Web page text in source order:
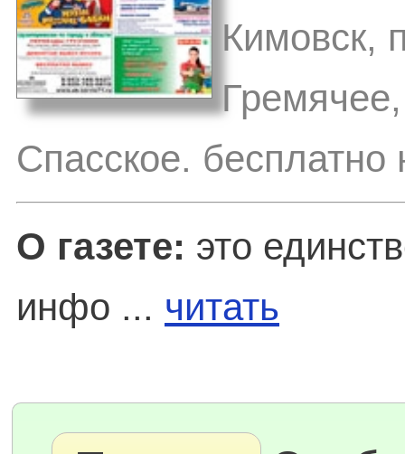
Кимовск,
Спасское. бесплатно
О газете: это
инфо ... читать